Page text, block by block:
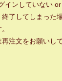
インしていない
了してしまった
注文をお願いし